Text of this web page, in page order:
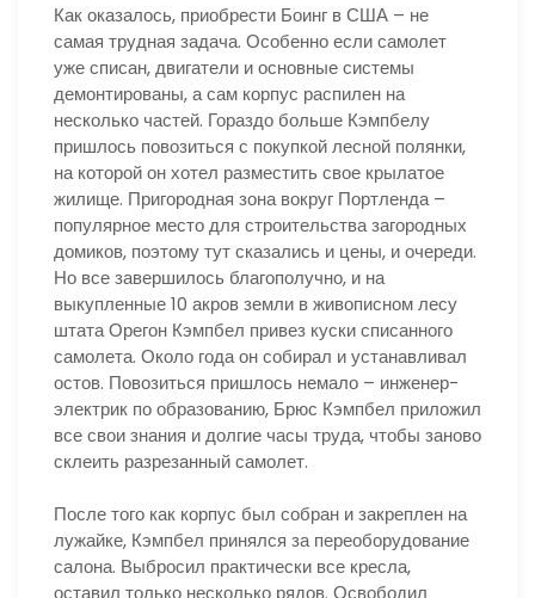
Как оказалось, приобрести Боинг в США – не
самая трудная задача. Особенно если самолет
уже списан, двигатели и основные системы
демонтированы, а сам корпус распилен на
несколько частей. Гораздо больше Кэмпбелу
пришлось повозиться с покупкой лесной полянки,
на которой он хотел разместить свое крылатое
жилище. Пригородная зона вокруг Портленда –
популярное место для строительства загородных
домиков, поэтому тут сказались и цены, и очереди.
Но все завершилось благополучно, и на
выкупленные 10 акров земли в живописном лесу
штата Орегон Кэмпбел привез куски списанного
самолета. Около года он собирал и устанавливал
остов. Повозиться пришлось немало – инженер-
электрик по образованию, Брюс Кэмпбел приложил
все свои знания и долгие часы труда, чтобы заново
склеить разрезанный самолет.
После того как корпус был собран и закреплен на
лужайке, Кэмпбел принялся за переоборудование
салона. Выбросил практически все кресла,
оставил только несколько рядов. Освободил